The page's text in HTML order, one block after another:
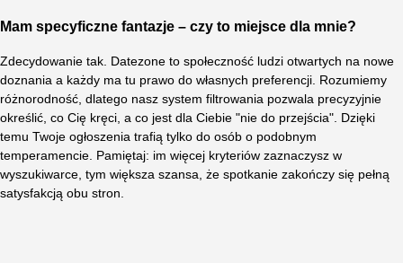
Mam specyficzne fantazje – czy to miejsce dla mnie?
Zdecydowanie tak. Datezone to społeczność ludzi otwartych na nowe
doznania a każdy ma tu prawo do własnych preferencji. Rozumiemy
różnorodność, dlatego nasz system filtrowania pozwala precyzyjnie
określić, co Cię kręci, a co jest dla Ciebie "nie do przejścia". Dzięki
temu Twoje ogłoszenia trafią tylko do osób o podobnym
temperamencie. Pamiętaj: im więcej kryteriów zaznaczysz w
wyszukiwarce, tym większa szansa, że spotkanie zakończy się pełną
satysfakcją obu stron.